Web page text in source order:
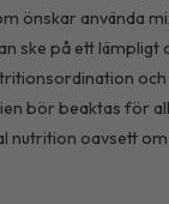
önskar använda
ske på ett lämpligt
bör beaktas för
nutrition oavsett